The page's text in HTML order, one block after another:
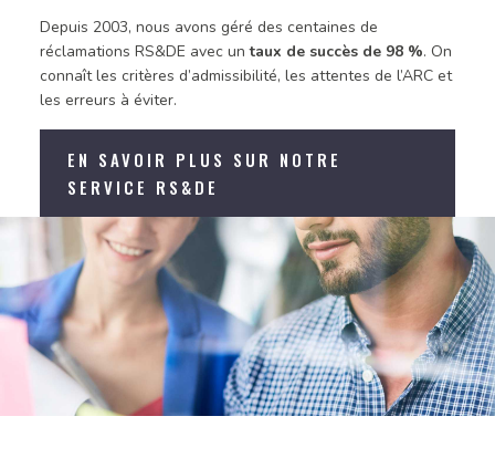
Depuis 2003, nous avons géré des centaines de
réclamations RS&DE avec untaux de succès de 98 %. On
connaît les critères d’admissibilité, les attentes de l’ARC et
les erreurs à éviter.
EN SAVOIR PLUS SUR NOTRE
SERVICE RS&DE